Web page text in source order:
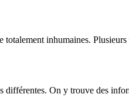
totalement inhumaines.
différentes. On y trouve des